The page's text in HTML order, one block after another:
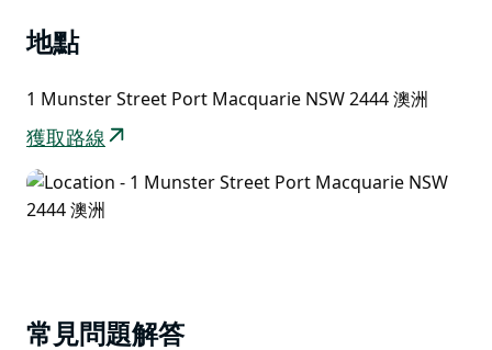
地點
1 Munster Street Port Macquarie NSW 2444 澳洲
獲取路線
常見問題解答